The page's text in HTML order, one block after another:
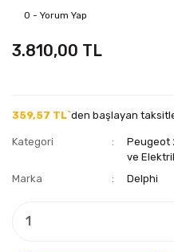
0 - Yorum Yap
3.810,00 TL
359,57 TL`den başlayan
Kategori
Peugeot
ve
Marka
Delphi